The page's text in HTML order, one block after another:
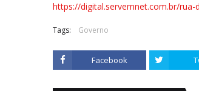
https://digital.servemnet.com.br/
Tags: Governo
Facebook